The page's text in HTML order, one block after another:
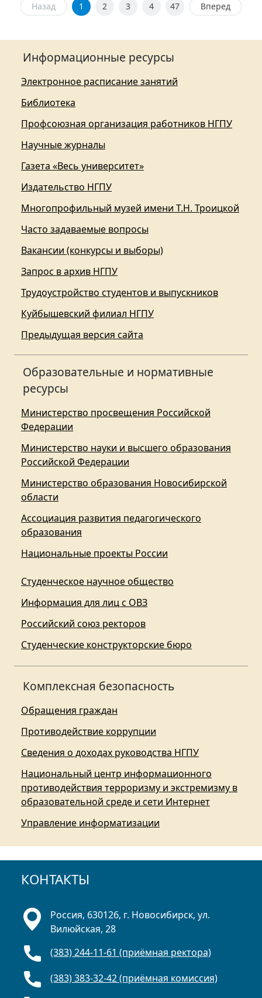
Назад 1 2 3 4 47 Вперед
Информационные ресурсы
Электронное расписание занятий
Библиотека
Профсоюзная организация работников НГПУ
Научные журналы
Газета «Весь университет»
Издательство НГПУ
Многопрофильный музей имени Т.Н. Троицкой
Часто задаваемые вопросы
Вакансии (конкурсы и выборы)
Запрос в архив НГПУ
Трудоустройство студентов и выпускников
Куйбышевский филиал НГПУ
Предыдущая версия сайта
Образовательные и нормативные
ресурсы
Министерство просвещения Российской
Федерации
Министерство науки и высшего образования
Российской Федерации
Министерство образования Новосибирской
области
Ассоциация развития педагогического
образования
Национальные проекты России
Студенческое научное общество
Информация для лиц с ОВЗ
Российский союз ректоров
Студенческие конструкторские бюро
Комплексная безопасность
Обращения граждан
Противодействие коррупции
Сведения о доходах руководства НГПУ
Национальный центр информационного
противодействия терроризму и экстремизму в
образовательной среде и сети Интернет
Управление информатизации
КОНТАКТЫ
Россия, 630126, г. Новосибирск, ул.
Вилюйская, 28
(383) 244-11-61 (приёмная ректора)
(383) 383-32-42 (приёмная комиссия)